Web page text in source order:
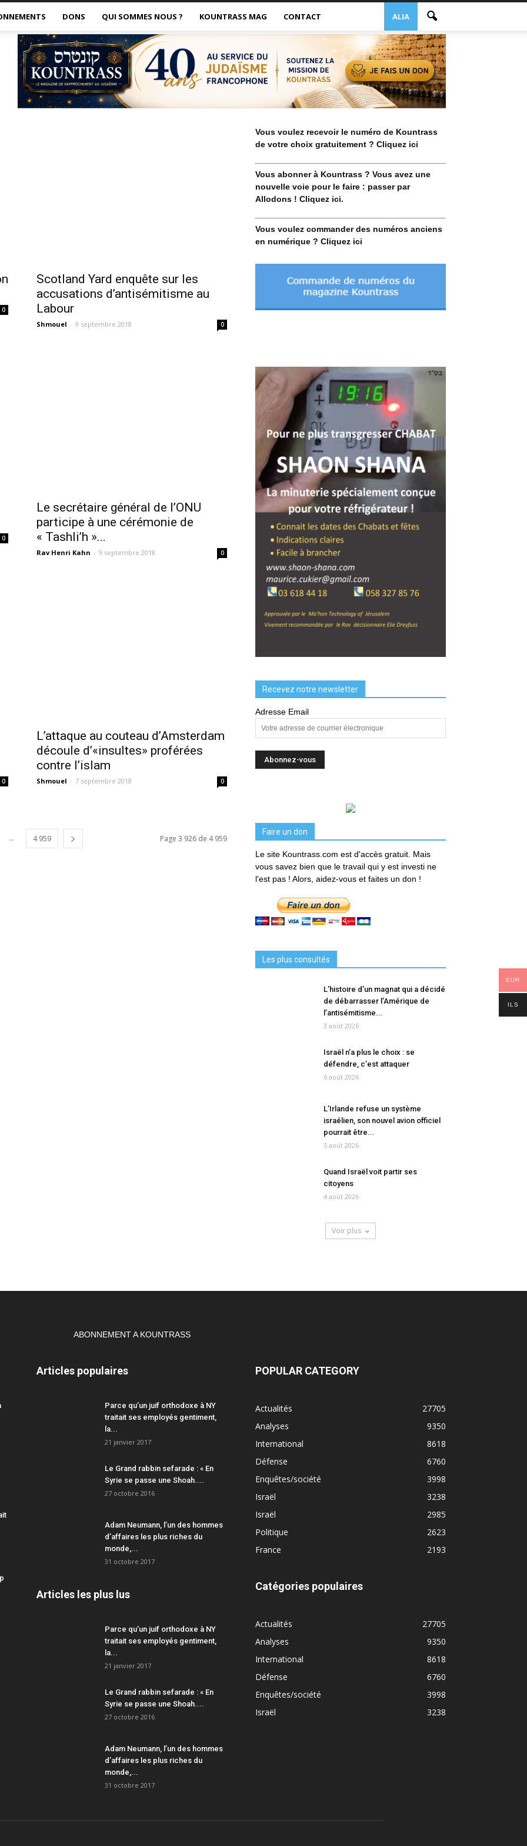
DONS ALIA
QUI SOMMES NOUS ? KOUNTRASS MAG CONTACT
0
Scotland Yard enquête sur les
accusations d’antisémitisme au
Labour
Shmouel - 9 septembre 2018 0
0
Le secrétaire général de l’ONU
participe à une cérémonie de
« Tashli’h »...
Rav Henri Kahn - 9 septembre 2018 0
0
L’attaque au couteau d’Amsterdam
découle d’«insultes» proférées
contre l’islam
Shmouel - 7 septembre 2018 0
... 4 959 Page 3 926 de 4 959
Vous voulez recevoir le numéro de Kountrass
de votre choix gratuitement ? Cliquez ici
Vous abonner à Kountrass ? Vous avez une
nouvelle voie pour le faire : passer par
Allodons ! Cliquez ici.
Vous voulez commander des numéros anciens
en numérique ? Cliquez ici
Recevez notre newsletter
Adresse Email
Faire un don
Le site Kountrass.com est d'accès gratuit. Mais
vous savez bien que le travail qui y est investi ne
l'est pas ! Alors, aidez-vous et faites un don !
Les plus consultés
L’histoire d’un magnat qui a décidé
de débarrasser l’Amérique de
l’antisémitisme...
3 août 2026
Israël n’a plus le choix : se
défendre, c’est attaquer
6 août 2026
L’Irlande refuse un système
israélien, son nouvel avion officiel
pourrait être...
5 août 2026
Quand Israël voit partir ses
citoyens
4 août 2026
Voir plus
ABONNEMENT A KOUNTRASS
Articles populaires
Parce qu’un juif orthodoxe à NY
traitait ses employés gentiment,
la...
21 janvier 2017
Le Grand rabbin sefarade : « En
Syrie se passe une Shoah....
27 octobre 2016
Adam Neumann, l’un des hommes
d’affaires les plus riches du
monde,...
31 octobre 2017
Articles les plus lus
Parce qu’un juif orthodoxe à NY
traitait ses employés gentiment,
la...
21 janvier 2017
Le Grand rabbin sefarade : « En
Syrie se passe une Shoah....
27 octobre 2016
Adam Neumann, l’un des hommes
d’affaires les plus riches du
monde,...
31 octobre 2017
POPULAR CATEGORY
Actualités
27705
Analyses
9350
International
8618
Défense
6760
Enquêtes/société
3998
Israël
3238
Israël
2985
Politique
2623
France
2193
Catégories populaires
Actualités
27705
Analyses
9350
International
8618
Défense
6760
Enquêtes/société
3998
Israël
3238
EUR
ILS